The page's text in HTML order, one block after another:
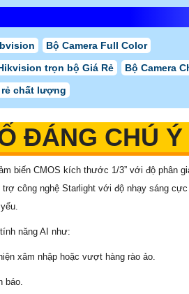
Bộ Camera Full Color
trọn bộ Giá Rẻ
Bộ Camera
rẻ chất lượng
ĐÁNG CHÚ
biến CMOS kích thước 1/3” với độ phân
công nghệ Starlight với độ nhạy sáng
năng AI như:
xâm nhập hoặc vượt hàng rào ảo.
báo.